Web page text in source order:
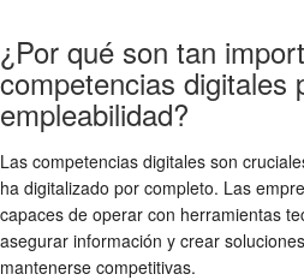
¿Por qué son tan
competencias digitales
empleabilidad?
Las competencias digitales son
ha digitalizado por completo. Las
capaces de operar con herramientas
asegurar información y crear
mantenerse competitivas.